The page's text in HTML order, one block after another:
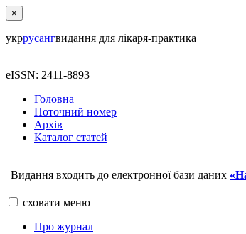
×
укррусангвидання для лікаря-практика
eISSN: 2411-8893
Головна
Поточний номер
Архів
Каталог статей
Видання входить до електронної бази даних
сховати меню
Про журнал